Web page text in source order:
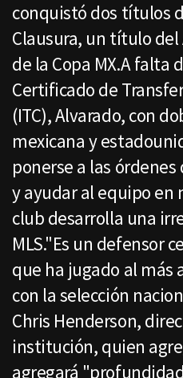
conquistó dos títulos
Clausura, un título
de la Copa MX.A falta
Certificado de
(ITC), Alvarado, con
mexicana y
ponerse a las
y ayudar al equipo en
club desarrolla una
MLS."Es un defensor
que ha jugado al más
con la selección
Chris Henderson,
institución, quien
agregará